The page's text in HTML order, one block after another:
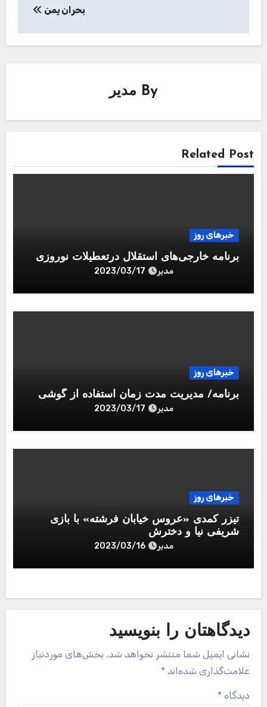
بحران یمن
By مدیر
Related Post
خبرهای روز
برنامه خارجی‌های استقلال درتعطیلات نوروزی
مدیر 2023/03/17
خبرهای روز
برنامه/ مدیریت مدت زمان استفاده از گوشی
مدیر 2023/03/17
خبرهای روز
تیزر کمدی «عروس خیابان فرشته» با بازی
شریفی نیا و دخترش
مدیر 2023/03/16
دیدگاهتان را بنویسید
نشانی ایمیل شما منتشر نخواهد شد. بخش‌های موردنیاز
علامت‌گذاری شده‌اند *
دیدگاه *